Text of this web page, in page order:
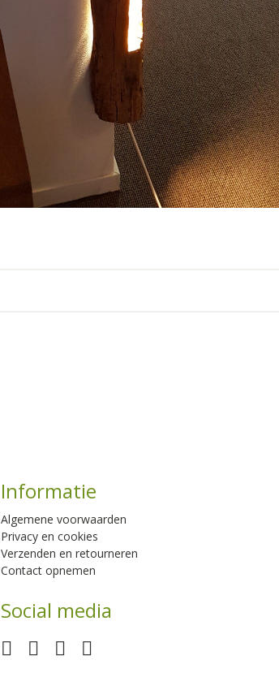
Informatie
Algemene voorwaarden
Privacy en cookies
Verzenden en retourneren
Contact opnemen
Social media